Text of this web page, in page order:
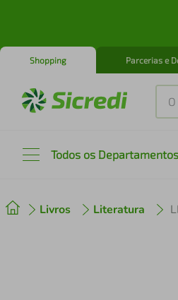
Shopping Parcerias e
O
Todos os Departamentos
Livros Literatura
2